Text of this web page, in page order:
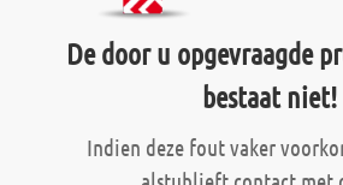
De door u opgevraagde
bestaat niet!
Indien deze fout vaker